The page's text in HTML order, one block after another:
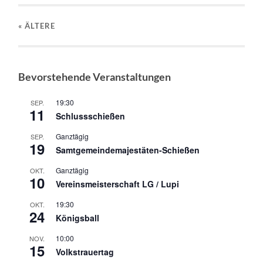
« ÄLTERE
Bevorstehende Veranstaltungen
SEP.
11
19:30
Schlussschießen
SEP.
19
Ganztägig
Samtgemeindemajestäten-Schießen
OKT.
10
Ganztägig
Vereinsmeisterschaft LG / Lupi
OKT.
24
19:30
Königsball
NOV.
15
10:00
Volkstrauertag